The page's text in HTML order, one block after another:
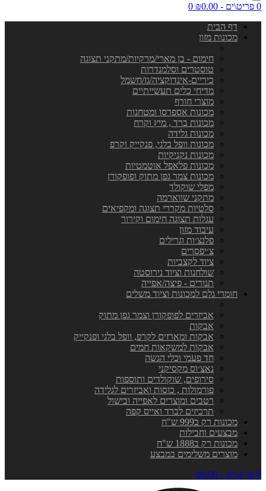
0 פריט\ים - ₪0.00
0
דף הבית
מכונות מזון
חימום - בן מארי/מרקיות/מתקני תצוגה
טוסטרים וסלמנדרות
כיריים-אינדוקציה/גז/חשמל
מדיחי כלים תעשייתיים
מוצרי חורף
מכונות אספרסו ומטחנות
מכונות ברד , מיץ וקרח
מכונות גלידה
מכונות וופל בלגי, פנקייק וקרפ
מכונות נקניקיות
מכונות פלאפל אוטמטיות
מכונות צמר גפן מתוק ופופקורן
מפלי שוקולד
מתקני שווארמה
סלטיות מקררי תצוגה ומקפיאים
עגלות תצוגה חימום וקירור
עיבוד מזון
פלנצ׳ות וגרילים
צ׳יפסרים
ציוד לקצביות
שולחנות וציוד נירוסטה
תנורים - פיצה/אפייה
חומרי גלם למכונות וציוד משלים
אביזרים לפופקורן וצמר גפן מתוק
אבקות
אבקות ומארזים לקרפ, וופל בלגי ופנקייק
אבקות למשקאות חמים
חד פעמי וכלי הגשה
נאצ׳וס מקסיקני
סירופים, שוקולדים ותוספות
פורמולות , כוסות ואביזרים לגלידה
רטבים ומוצרים לאפייה ובישול
תרכיזים לברד ואייס קפה
מכונות רק ב999 ש"ח
מבצעים וחבילות
מכונות רק ב1888 ש"ח
מוצרים משלימים במבצע
0 פריט\ים - ₪0.00